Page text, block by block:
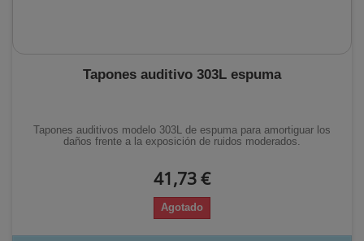
Tapones auditivo 303L espuma
Tapones auditivos modelo 303L de espuma para amortiguar los
daños frente a la exposición de ruidos moderados.
41,73 €
Agotado